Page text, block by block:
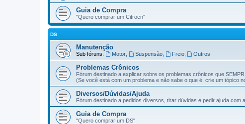
Guia de Compra
"Quero comprar um Citröen"
DS
Manutenção
Sub fóruns: Motor, Suspensão, Freio, Outros
Problemas Crônicos
Fórum destinado a explicar sobre os problemas crônicos que
(Se você está com um problema e não sabe o que é, crie um tópico
Diversos/Dúvidas/Ajuda
Fórum destinado a pedidos diversos, tirar dúvidas e pedir ajuda com
Guia de Compra
"Quero comprar um DS"